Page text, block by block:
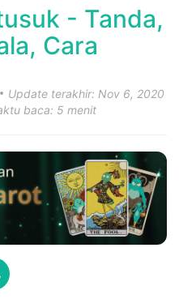
- Tanda,
Cara
Update terakhir: Nov 6, 2020
baca: 5 menit